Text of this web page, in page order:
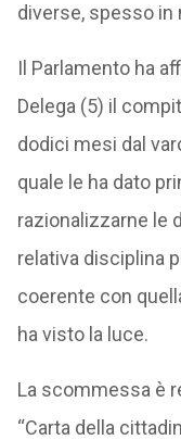
diverse, spesso in
Il Parlamento ha
Delega (5) il
dodici mesi dal
quale le ha dato
razionalizzarne le
relativa disciplina
coerente con
ha visto la luce.
La scommessa è
“Carta della